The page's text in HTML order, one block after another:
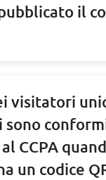
il
visitatori
sono
al CCPA
un codice